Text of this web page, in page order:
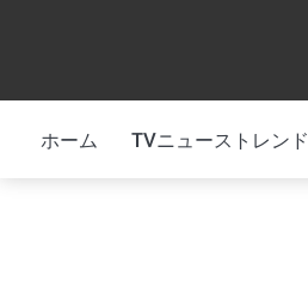
ホーム TVニューストレンド